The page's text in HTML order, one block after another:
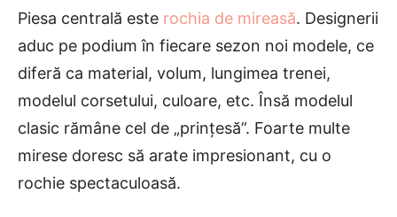
Piesa centrală este rochia de mireasă. Designerii
aduc pe podium în fiecare sezon noi modele, ce
diferă ca material, volum, lungimea trenei,
modelul corsetului, culoare, etc. Însă modelul
clasic rămâne cel de „prinţesă”. Foarte multe
mirese doresc să arate impresionant, cu o
rochie spectaculoasă.